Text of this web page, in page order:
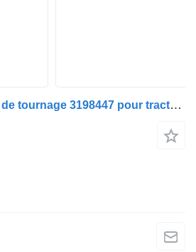
Essieu Volvo la salle de tournage 3198447 pour tracteur routier Volvo FH-440